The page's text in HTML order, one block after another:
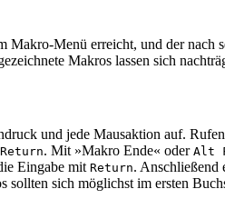
Menü erreicht, und der nach
Makros lassen sich
und jede Mausaktion auf.
Return. Mit »Makro Ende« oder Alt
Eingabe mit Return. Anschließend
sich möglichst im ersten